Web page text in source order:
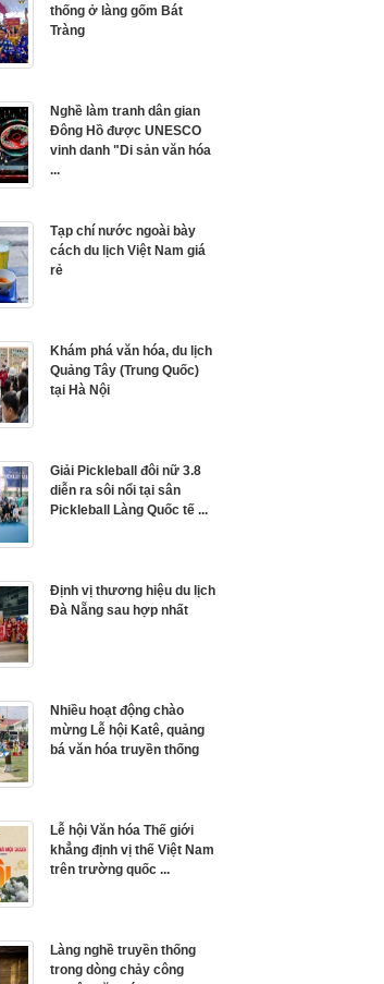
thống ở làng gốm Bát
Tràng
Nghề làm tranh dân gian
Đông Hồ được UNESCO
vinh danh "Di sản văn hóa
...
Tạp chí nước ngoài bày
cách du lịch Việt Nam giá
rẻ
Khám phá văn hóa, du lịch
Quảng Tây (Trung Quốc)
tại Hà Nội
Giải Pickleball đôi nữ 3.8
diễn ra sôi nổi tại sân
Pickleball Làng Quốc tế ...
Định vị thương hiệu du lịch
Đà Nẵng sau hợp nhất
Nhiều hoạt động chào
mừng Lễ hội Katê, quảng
bá văn hóa truyền thống
Lễ hội Văn hóa Thế giới
khẳng định vị thế Việt Nam
trên trường quốc ...
Làng nghề truyền thống
trong dòng chảy công